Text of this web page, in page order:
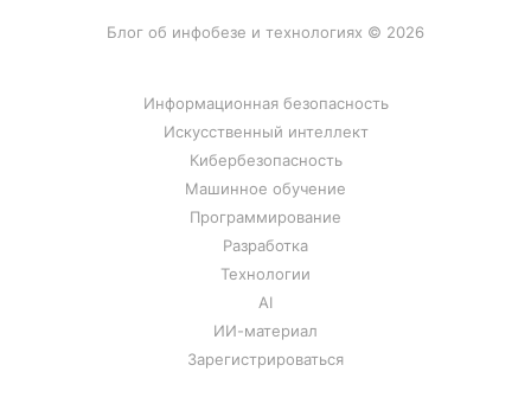
Блог об инфобезе и технологиях © 2026
Информационная безопасность
Искусственный интеллект
Кибербезопасность
Машинное обучение
Программирование
Разработка
Технологии
AI
ИИ-материал
Зарегистрироваться